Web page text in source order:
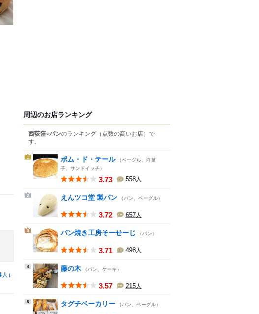
人）
周辺のお店ランキング
西荻窪×パンのランキング （点数の高いお店） で
す。
1 ポム・ド・テール （ベーグル、洋菓
子、サンドイッチ）
3.73 558人
2 えんツコ堂 製パン （パン、ベーグル）
3.72 657人
3 パン焼き工房そーせーじ （パン）
3.71 498人
4 藤の木 （パン、ケーキ）
3.57 215人
5 タグチベーカリー （パン、ベーグル）